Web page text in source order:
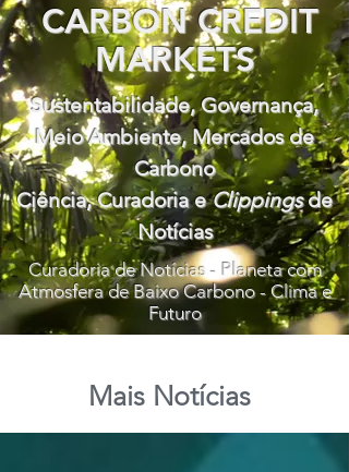
CARBON CREDIT
MARKETS
Sustentabilidade, Governança,
Meio Ambiente, Mercados de
Carbono
Ciência, Curadoria eClippingsde
Notícias
Curadoria de Notícias - Planeta com
Atmosfera de Baixo Carbono - Clima e
Futuro
Mais Notícias